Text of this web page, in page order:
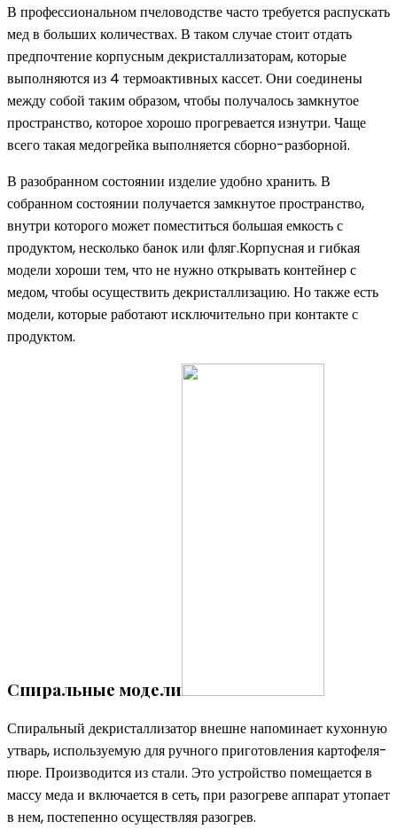
В профессиональном пчеловодстве часто требуется распускать
мед в больших количествах. В таком случае стоит отдать
предпочтение корпусным декристаллизаторам, которые
выполняются из 4 термоактивных кассет. Они соединены
между собой таким образом, чтобы получалось замкнутое
пространство, которое хорошо прогревается изнутри. Чаще
всего такая медогрейка выполняется сборно-разборной.
В разобранном состоянии изделие удобно хранить. В
собранном состоянии получается замкнутое пространство,
внутри которого может поместиться большая емкость с
продуктом, несколько банок или фляг.Корпусная и гибкая
модели хороши тем, что не нужно открывать контейнер с
медом, чтобы осуществить декристаллизацию. Но также есть
модели, которые работают исключительно при контакте с
продуктом.
Спиральные модели
Спиральный декристаллизатор внешне напоминает кухонную
утварь, используемую для ручного приготовления картофеля-
пюре. Производится из стали. Это устройство помещается в
массу меда и включается в сеть, при разогреве аппарат утопает
в нем, постепенно осуществляя разогрев.